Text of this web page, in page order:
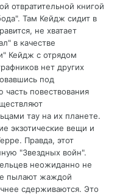
отвратительной книгой
Там Кейдж сидит в
не хватает
в качестве
Кейдж с отрядом
нет других
под
повествования
тау на их планете.
экзотические вещи и
Правда, этот
"Звездных войн".
неожиданно не
пылают жаждой
сдерживаются. Это